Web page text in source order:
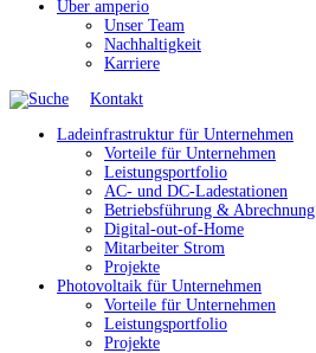
Über amperio
Unser Team
Nachhaltigkeit
Karriere
Kontakt
Ladeinfrastruktur für Unternehmen
Vorteile für Unternehmen
Leistungsportfolio
AC- und DC-Ladestationen
Betriebsführung & Abrechnung
Digital-out-of-Home
Mitarbeiter Strom
Projekte
Photovoltaik für Unternehmen
Vorteile für Unternehmen
Leistungsportfolio
Projekte